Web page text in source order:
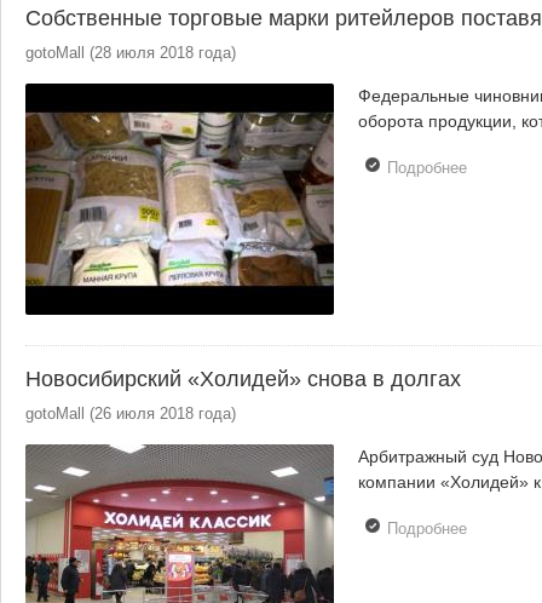
Собственные торговые марки ритейлеров
gotoMall (28 июля 2018 года)
Федеральные
оборота продукции,
Подробнеео
Новосибирский «Холидей» снова в долгах
gotoMall (26 июля 2018 года)
Арбитражный суд
компании «Холидей»
Подробнеео